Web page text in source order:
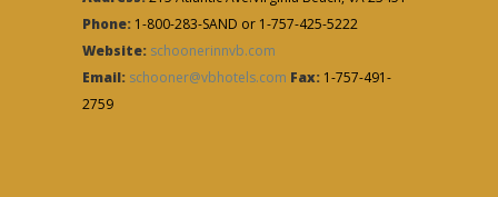
Phone: 1-800-283-SAND or 1-757-425-5222
Website: schoonerinnvb.com
Email: schooner@vbhotels.com Fax: 1-757-491-
2759